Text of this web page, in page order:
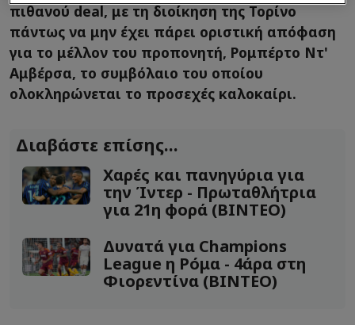
πιθανού deal, με τη διοίκηση της Τορίνο
πάντως να μην έχει πάρει οριστική απόφαση
για το μέλλον του προπονητή, Ρομπέρτο Ντ'
Αμβέρσα, το συμβόλαιο του οποίου
ολοκληρώνεται το προσεχές καλοκαίρι.
Διαβάστε επίσης...
Χαρές και πανηγύρια για
την Ίντερ - Πρωταθλήτρια
για 21η φορά (ΒΙΝΤΕΟ)
Δυνατά για Champions
League η Ρόμα - 4άρα στη
Φιορεντίνα (ΒΙΝΤΕΟ)